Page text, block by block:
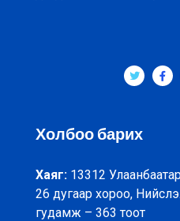
Холбоо барих
Хаяг: 13312 Улаанбаатар
26 дугаар хороо,
гудамж – 363 тоот